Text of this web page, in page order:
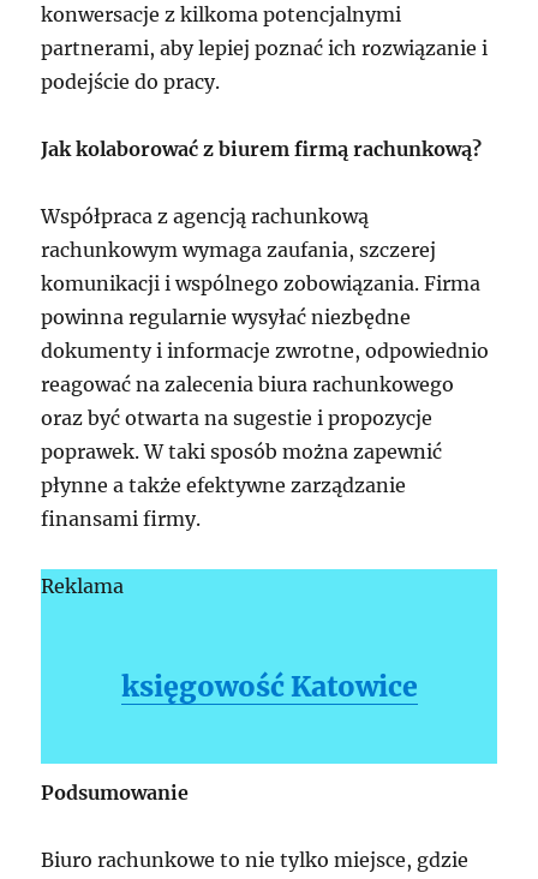
konwersacje z kilkoma potencjalnymi
partnerami, aby lepiej poznać ich rozwiązanie i
podejście do pracy.
Jak kolaborować z biurem firmą rachunkową?
Współpraca z agencją rachunkową
rachunkowym wymaga zaufania, szczerej
komunikacji i wspólnego zobowiązania. Firma
powinna regularnie wysyłać niezbędne
dokumenty i informacje zwrotne, odpowiednio
reagować na zalecenia biura rachunkowego
oraz być otwarta na sugestie i propozycje
poprawek. W taki sposób można zapewnić
płynne a także efektywne zarządzanie
finansami firmy.
Reklama
księgowość Katowice
Podsumowanie
Biuro rachunkowe to nie tylko miejsce, gdzie